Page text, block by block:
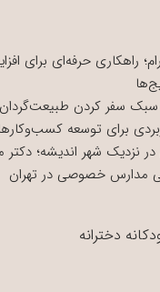
راهکاری حرفه‌ای برای
سبک سفر کردن
برای توسعه
در نزدیک شهر اندیشه؛ دکتر
مدارس خصوصی در تهران
دخترانه